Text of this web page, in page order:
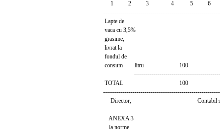
1 2 3 4 5 6
Lapte de
vaca cu 3,5%
grasime,
livrat la
fondul de
consum litru 100
TOTAL 100
Director, Contabil
ANEXA 3
la norme